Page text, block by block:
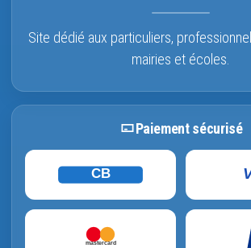
Site dédié aux particuliers,
mairies et écoles.
Paiement sécurisé
CB
mastercard